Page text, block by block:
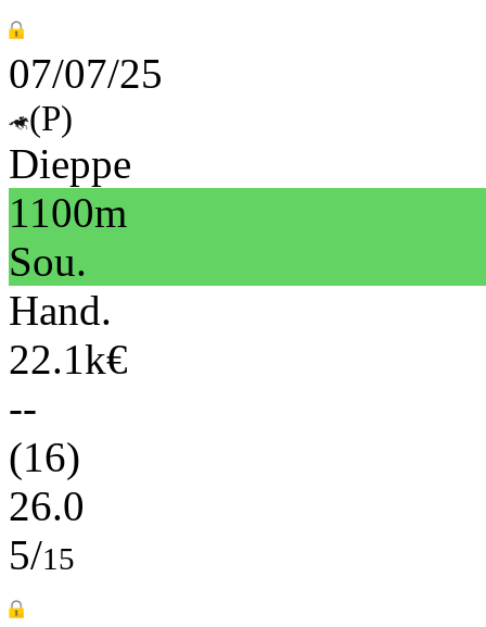
07/07/25
(P)
Dieppe
1100m
Sou.
Hand.
22.1k€
--
(16)
26.0
5/15